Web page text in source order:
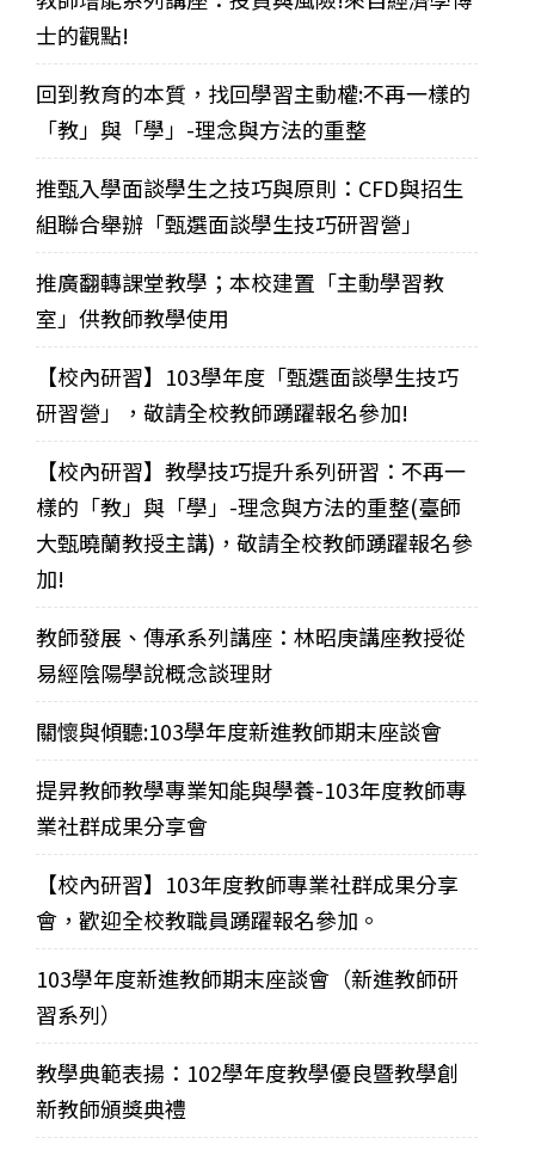
士的觀點!
回到教育的本質，找回學習主動權:不再一樣的
「教」與「學」-理念與方法的重整
推甄入學面談學生之技巧與原則：CFD與招生
組聯合舉辦「甄選面談學生技巧研習營」
推廣翻轉課堂教學；本校建置「主動學習教
室」供教師教學使用
【校內研習】103學年度「甄選面談學生技巧
研習營」，敬請全校教師踴躍報名參加!
【校內研習】教學技巧提升系列研習：不再一
樣的「教」與「學」-理念與方法的重整(臺師
大甄曉蘭教授主講)，敬請全校教師踴躍報名參
加!
教師發展、傳承系列講座：林昭庚講座教授從
易經陰陽學說概念談理財
關懷與傾聽:103學年度新進教師期末座談會
提昇教師教學專業知能與學養-103年度教師專
業社群成果分享會
【校內研習】103年度教師專業社群成果分享
會，歡迎全校教職員踴躍報名參加。
103學年度新進教師期末座談會（新進教師研
習系列）
教學典範表揚：102學年度教學優良暨教學創
新教師頒獎典禮